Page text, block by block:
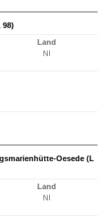
98)
Land
NI
Oesede (L
Land
NI